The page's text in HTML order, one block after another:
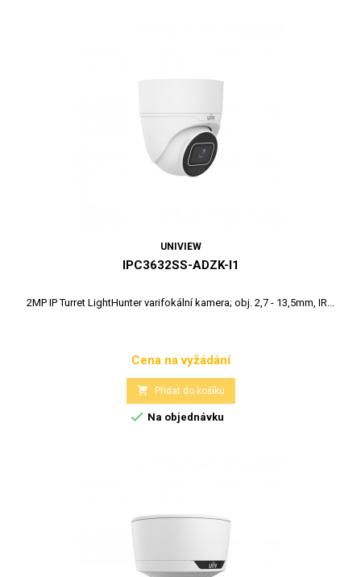
UNIVIEW
IPC3632SS-ADZK-I1
2MP IP Turret LightHunter varifokální kamera; obj. 2,7 - 13,5mm, IR...
Cena
Cena na vyžádání
 Přidat do košíku
 Na objednávku